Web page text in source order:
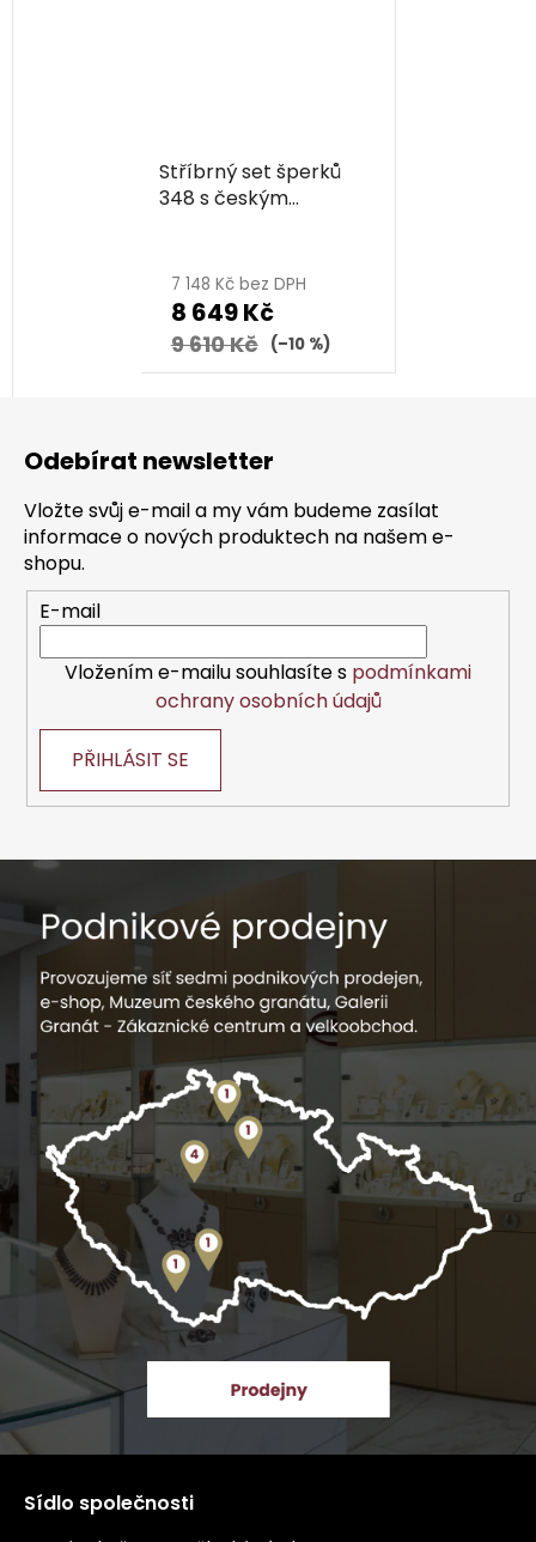
Stříbrný set šperků
348 s českým
7 148 Kč bez DPH
8 649 Kč
9 610 Kč (–10 %)
Odebírat newsletter
Vložte svůj e-mail a my vám budeme zasílat
informace o nových produktech na našem e-
shopu.
E-mail
Vložením e-mailu souhlasíte s podmínkami
ochrany osobních údajů
PŘIHLÁSIT SE
Sídlo společnosti